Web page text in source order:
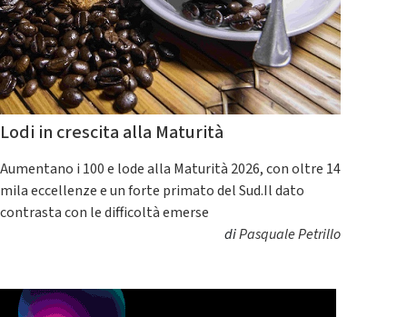
Lodi in crescita alla Maturità
Aumentano i 100 e lode alla Maturità 2026, con oltre 14
mila eccellenze e un forte primato del Sud.Il dato
contrasta con le difficoltà emerse
diPasquale Petrillo